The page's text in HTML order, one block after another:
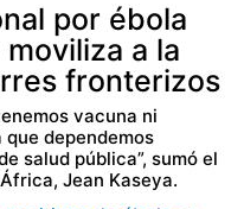
por ébola
a la
fronterizos
vacuna ni
dependemos
salud pública”, sumó el
Jean Kaseya.